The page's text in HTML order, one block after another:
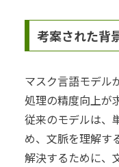
考案された背
マスク言語モデル
処理の精度向上が
従来のモデルは、
め、文脈を理解す
解決するために、